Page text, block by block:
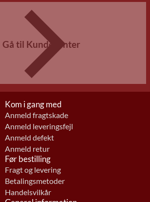
Gå til Kundecenter
Kom i gang med
Anmeld fragtskade
Anmeld leveringsfejl
Anmeld defekt
Anmeld retur
Før bestilling
Fragt og levering
Betalingsmetoder
Handelsvilkår